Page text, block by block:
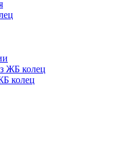
ЖБ колец
колец